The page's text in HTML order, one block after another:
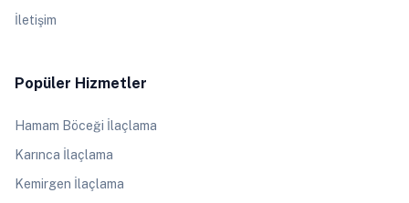
İletişim
Popüler Hizmetler
Hamam Böceği İlaçlama
Karınca İlaçlama
Kemirgen İlaçlama